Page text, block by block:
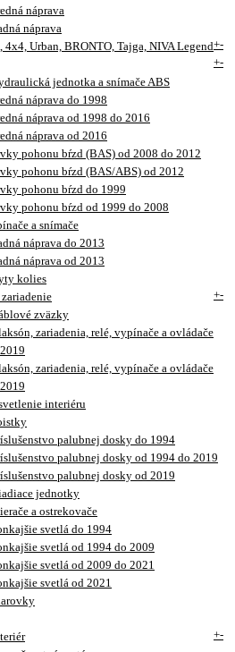
náprava
náprava
Urban, BRONTO, Tajga, NIVA Legend+-
+-
jednotka a snímače ABS
náprava do 1998
náprava od 1998 do 2016
náprava od 2016
pohonu bŕzd (BAS) od 2008 do 2012
pohonu bŕzd (BAS/ABS) od 2012
pohonu bŕzd do 1999
pohonu bŕzd od 1999 do 2008
a snímače
náprava do 2013
náprava od 2013
kolies
+-
zväzky
zariadenia, relé, vypínače a ovládače
zariadenia, relé, vypínače a ovládače
interiéru
palubnej dosky do 1994
palubnej dosky od 1994 do 2019
palubnej dosky od 2019
jednotky
a ostrekovače
svetlá do 1994
svetlá od 1994 do 2009
svetlá od 2009 do 2021
svetlá od 2021
+-